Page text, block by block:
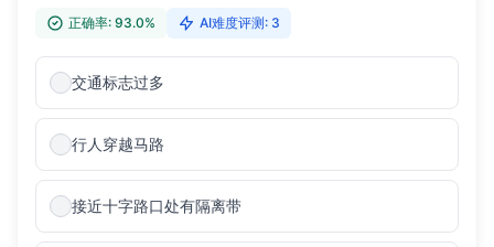
正确率: 93.0% AI难度评测: 3
交通标志过多
行人穿越马路
接近十字路口处有隔离带